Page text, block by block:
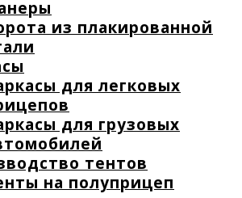
из плакированной
для легковых
для грузовых
тентов
на полуприцеп